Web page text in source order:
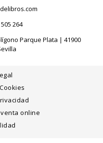
264
Parque Plata | 41900
online